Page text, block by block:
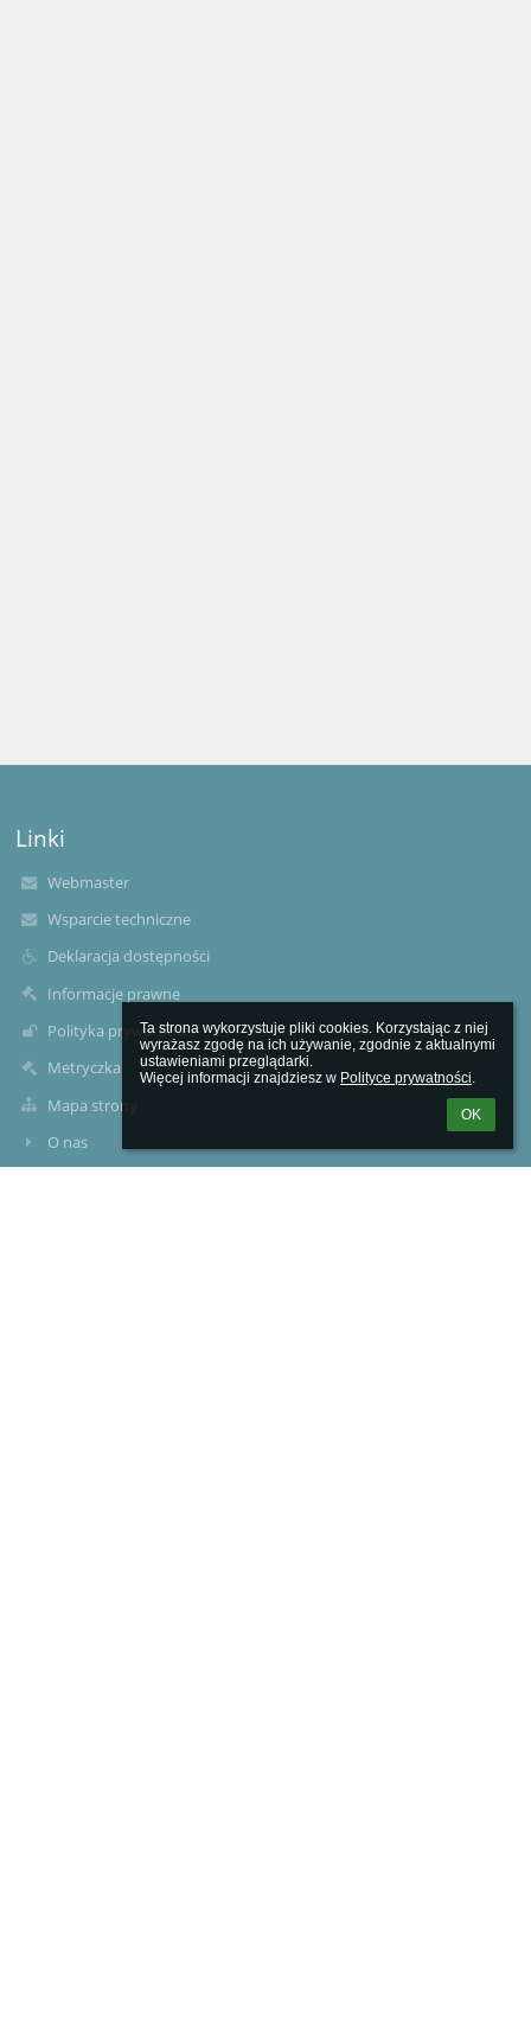
Ta strona wykorzystuje pliki cookies. Korzystając z niej
wyrażasz zgodę na ich używanie, zgodnie z aktualnymi
ustawieniami przeglądarki.
Więcej informacji znajdziesz w Polityce prywatności.
OK
Linki
Webmaster
Wsparcie techniczne
Deklaracja dostępności
Informacje prawne
Polityka prywatności
Metryczka
Mapa strony
O nas